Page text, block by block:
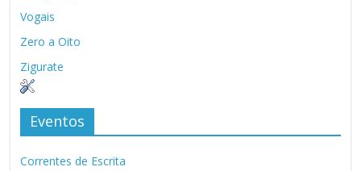
Vogais
Zero a Oito
Zigurate
Eventos
Correntes de Escrita